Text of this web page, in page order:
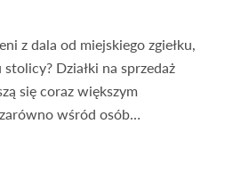
z dala od miejskiego zgiełku,
Działki na sprzedaż
się coraz większym
wśród osób
domu, jak i inwestorów